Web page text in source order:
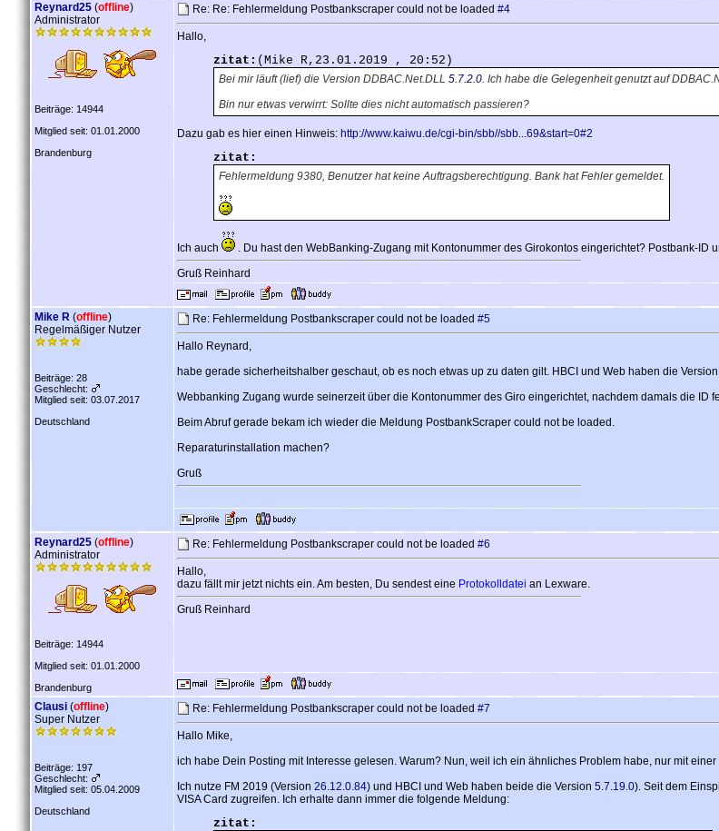
Reynard25 (offline)
Administrator
Beiträge: 14944
Mitglied seit: 01.01.2000
Brandenburg
Re: Re: Fehlermeldung Postbankscraper could not be loaded #4
Hallo,
zitat: (Mike R,23.01.2019 , 20:52)
Bei mir läuft (lief) die Version DDBAC.Net.DLL 5.7.2.0. Ich habe die Gelegenheit genutzt auf
Bin nur etwas verwirrt: Sollte dies nicht automatisch passieren?
Dazu gab es hier einen Hinweis: http://www.kaiwu.de/cgi-bin/sbb//sbb...69&start=0#2
zitat:
Fehlermeldung 9380, Benutzer hat keine Auftragsberechtigung. Bank hat Fehler gemeldet.
Ich auch
. Du hast den WebBanking-Zugang mit Kontonummer des Girokontos eingerichtet? Postbank-ID
Gruß Reinhard
Mike R (offline)
Regelmäßiger Nutzer
Beiträge: 28
Geschlecht:
Mitglied seit: 03.07.2017
Deutschland
Re: Fehlermeldung Postbankscraper could not be loaded #5
Hallo Reynard,
habe gerade sicherheitshalber geschaut, ob es noch etwas up zu daten gilt. HBCI und Web haben die Version
Webbanking Zugang wurde seinerzeit über die Kontonummer des Giro eingerichtet, nachdem damals die ID
Beim Abruf gerade bekam ich wieder die Meldung PostbankScraper could not be loaded.
Reparaturinstallation machen?
Gruß
Reynard25 (offline)
Administrator
Beiträge: 14944
Mitglied seit: 01.01.2000
Brandenburg
Re: Fehlermeldung Postbankscraper could not be loaded #6
Hallo,
dazu fällt mir jetzt nichts ein. Am besten, Du sendest eine Protokolldatei an Lexware.
Gruß Reinhard
Clausi (offline)
Super Nutzer
Beiträge: 197
Geschlecht:
Mitglied seit: 05.04.2009
Deutschland
Re: Fehlermeldung Postbankscraper could not be loaded #7
Hallo Mike,
ich habe Dein Posting mit Interesse gelesen. Warum? Nun, weil ich ein ähnliches Problem habe, nur mit
Ich nutze FM 2019 (Version 26.12.0.84) und HBCI und Web haben beide die Version 5.7.19.0). Seit dem
VISA Card zugreifen. Ich erhalte dann immer die folgende Meldung:
zitat: